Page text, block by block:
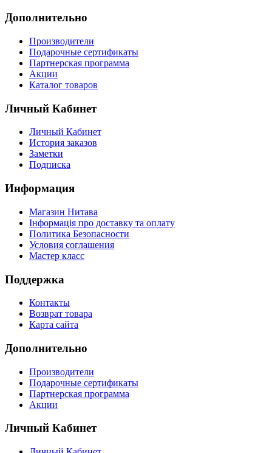
Дополнительно
Производители
Подарочные сертификаты
Партнерская программа
Акции
Каталог товаров
Личный Кабинет
Личный Кабинет
История заказов
Заметки
Подписка
Информация
Магазин Нитава
Інформація про доставку та оплату
Политика Безопасности
Условия соглашения
Мастер класс
Поддержка
Контакты
Возврат товара
Карта сайта
Дополнительно
Производители
Подарочные сертификаты
Партнерская программа
Акции
Личный Кабинет